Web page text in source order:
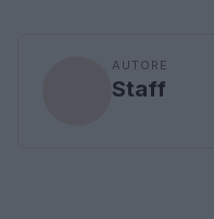
AUTORE
Staff